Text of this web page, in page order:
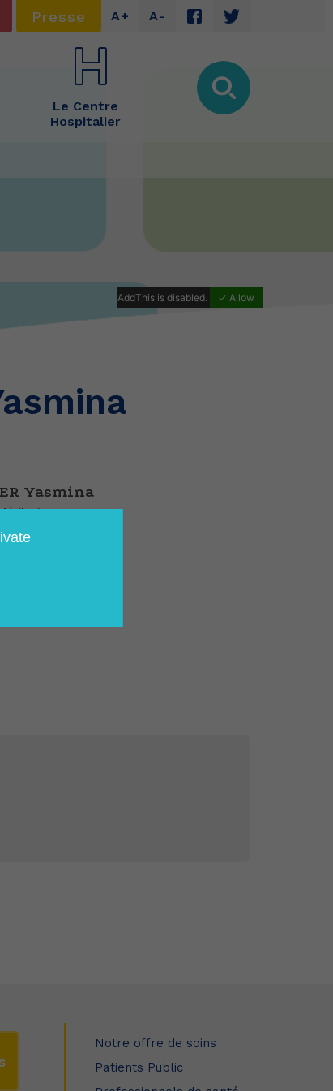
Presse A+ A-
Le Centre
Hospitalier
AddThis is disabled. ✓ Allow
Yasmina
Notre offre de soins
Patients Public